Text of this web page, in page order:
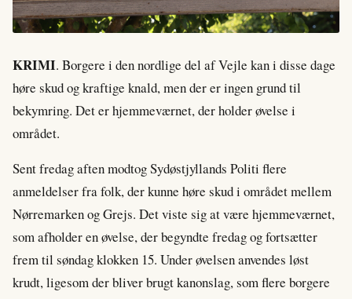
KRIMI. Borgere i den nordlige del af Vejle kan i disse dage
høre skud og kraftige knald, men der er ingen grund til
bekymring. Det er hjemmeværnet, der holder øvelse i
området.
Sent fredag aften modtog Sydøstjyllands Politi flere
anmeldelser fra folk, der kunne høre skud i området mellem
Nørremarken og Grejs. Det viste sig at være hjemmeværnet,
som afholder en øvelse, der begyndte fredag og fortsætter
frem til søndag klokken 15. Under øvelsen anvendes løst
krudt, ligesom der bliver brugt kanonslag, som flere borgere